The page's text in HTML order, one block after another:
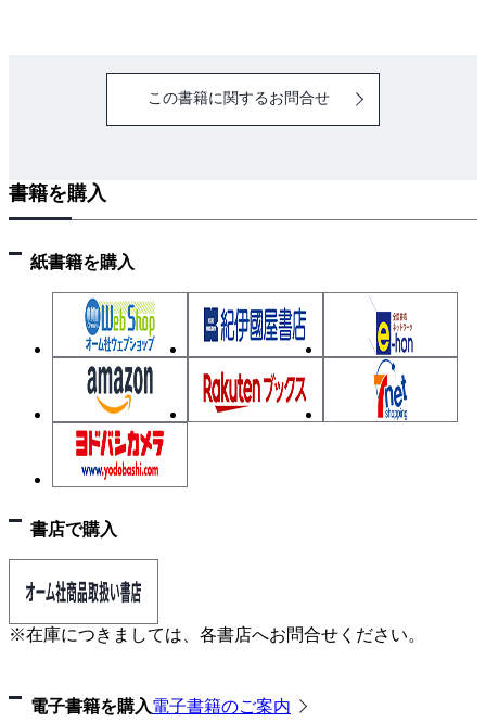
1章 端末設備の技術
1.1 DSL・光アクセス
1.2 IP電話・無線LAN
2.1 データ伝送方式
2.2 OSI参照モデル・LAN・IPネットワーク
2.3 ブロードバンドアクセス技術
3.1 IPネットワークの技術
3.2 IPネットワークのプロトコル
3.3 情報セキュリティ
3.4 端末設備とネットワークのセキュリティ対策
4章 接続工事の技術
4.1 光ファイバの接続技術
4.3 配線工事・工事試験
Ⅲ編 端末設備の接続に関する法規
1.1 法の目的と用語
1.3 端末設備の接続の条件と技術基準適合認定
この書籍に関するお問合せ
書籍を購入
紙書籍を購入
書店で購入
※在庫につきましては、各書店へお問合せください。
電子書籍を購入電子書籍のご案内